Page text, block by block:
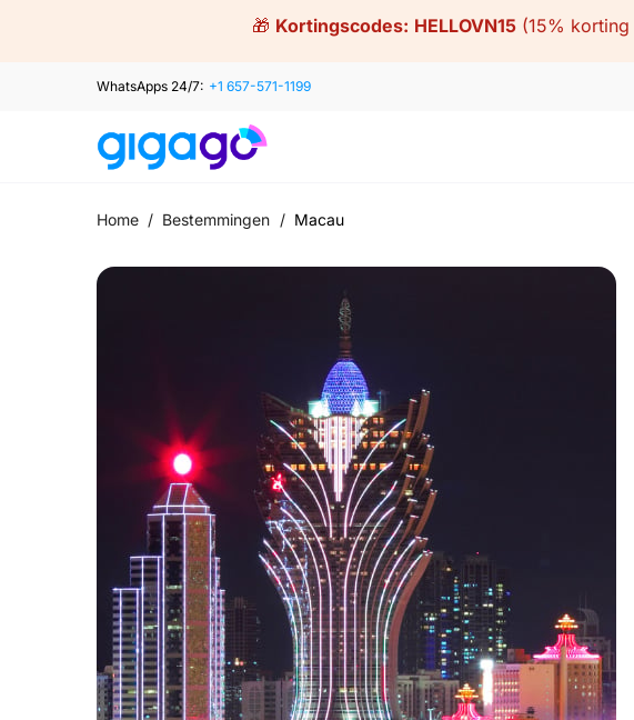
🎁 Kortingscodes: HELLOVN15 (15% korting
WhatsApps 24/7: +1 657-571-1199
Home / Bestemmingen / Macau